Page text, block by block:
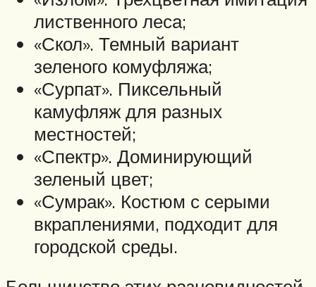
лиственного леса;
«Скол». Темный вариант
зеленого комуфляжа;
«Сурпат». Пиксельный
камуфляж для разных
местностей;
«Спектр». Доминирующий
зеленый цвет;
«Сумрак». Костюм с серыми
вкраплениями, подходит для
городской среды.